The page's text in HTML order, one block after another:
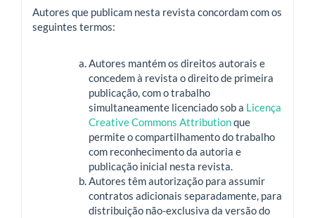
Autores que publicam nesta revista concordam com os
seguintes termos:
Autores mantém os direitos autorais e
concedem à revista o direito de primeira
publicação, com o trabalho
simultaneamente licenciado sob a Licença
Creative Commons Attributionque
permite o compartilhamento do trabalho
com reconhecimento da autoria e
publicação inicial nesta revista.
Autores têm autorização para assumir
contratos adicionais separadamente, para
distribuição não-exclusiva da versão do